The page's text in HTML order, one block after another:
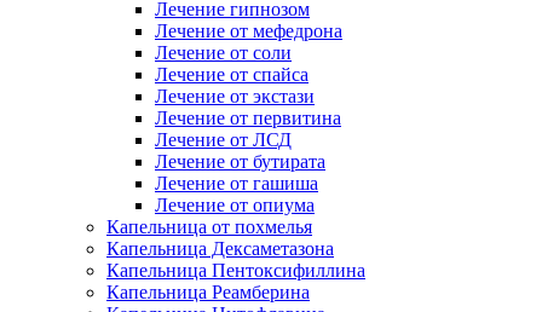
Лечение гипнозом
Лечение от мефедрона
Лечение от соли
Лечение от спайса
Лечение от экстази
Лечение от первитина
Лечение от ЛСД
Лечение от бутирата
Лечение от гашиша
Лечение от опиума
Капельница от похмелья
Капельница Дексаметазона
Капельница Пентоксифиллина
Капельница Реамберина